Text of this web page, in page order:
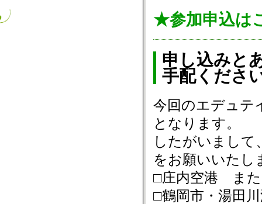
★参加申込は
申し込みと
手配くださ
今回のエデュテ
となります。
したがいまして
をお願いいたし
□庄内空港 ま
□鶴岡市・湯田